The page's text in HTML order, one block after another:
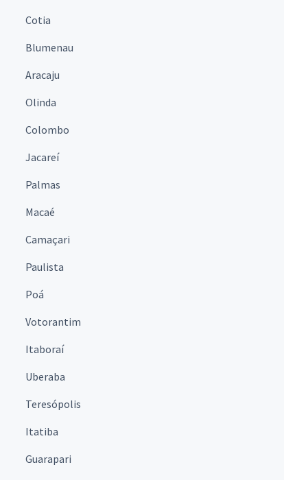
Cotia
Blumenau
Aracaju
Olinda
Colombo
Jacareí
Palmas
Macaé
Camaçari
Paulista
Poá
Votorantim
Itaboraí
Uberaba
Teresópolis
Itatiba
Guarapari